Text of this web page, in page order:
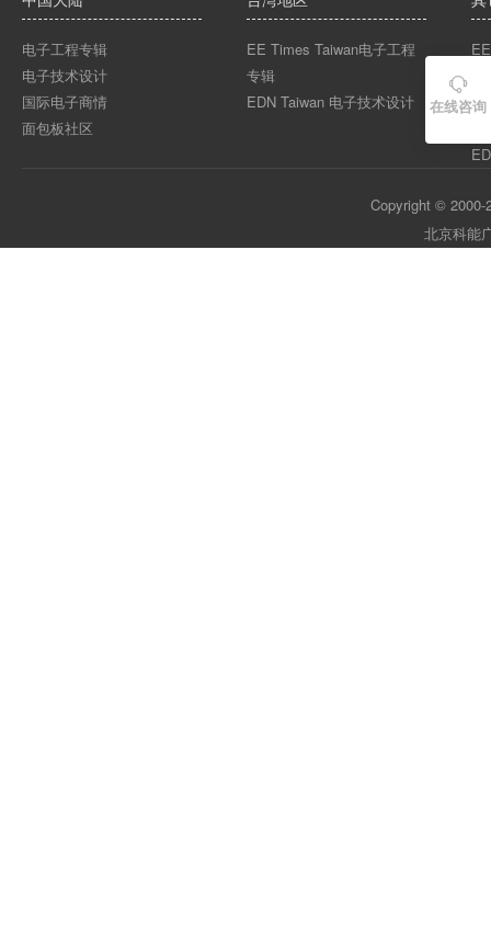
电子工程专辑
电子技术设计
国际电子商情
面包板社区
EE Times Taiwan电子工程
专辑
EDN Taiwan 电子技术设计
Copyright © 2000-
北京科能

在线咨询